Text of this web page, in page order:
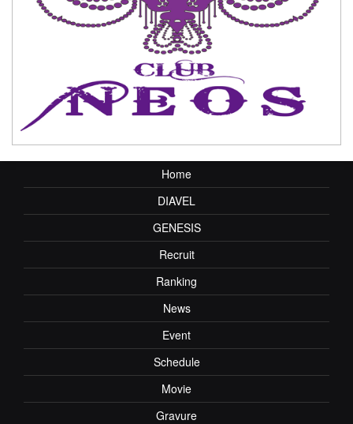
Home
DIAVEL
GENESIS
Recruit
Ranking
News
Event
Schedule
Movie
Gravure